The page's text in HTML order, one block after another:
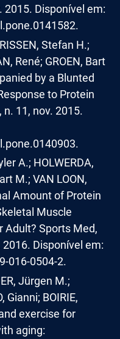
2015. Disponível em:
Stefan H.;
René; GROEN, Bart
by a Blunted
to Protein
n. 11, nov. 2015.
A.; HOLWERDA,
M.; VAN LOON,
Amount of Protein
Muscle
Adult? Sports Med,
2016. Disponível em:
016-0504-2.
Jürgen M.;
Gianni; BOIRIE,
exercise for
aging: